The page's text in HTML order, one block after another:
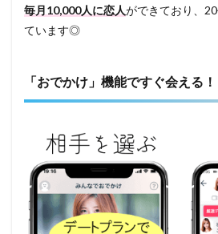
毎月10,000人に恋人ができており、
ています◎
「おでかけ」機能ですぐ会える！